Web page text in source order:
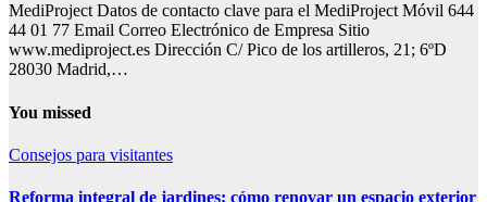
MediProject Datos de contacto clave para el MediProject Móvil 644
44 01 77 Email Correo Electrónico de Empresa Sitio
www.mediproject.es Dirección C/ Pico de los artilleros, 21; 6ºD
28030 Madrid,…
You missed
Consejos para visitantes
Reforma integral de jardines: cómo renovar un espacio exterior